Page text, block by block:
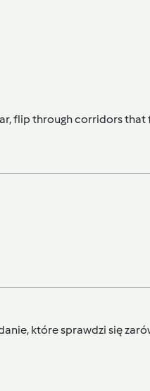
flip through corridors that
które sprawdzi się